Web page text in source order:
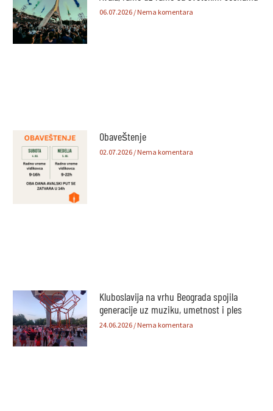
06.07.2026 Nema komentara
Obaveštenje
02.07.2026 Nema komentara
Kluboslavija na vrhu Beograda spojila
generacije uz muziku, umetnost i ples
24.06.2026 Nema komentara